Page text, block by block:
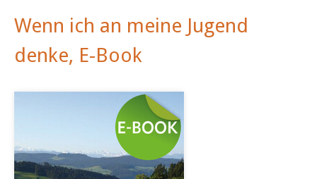
Wenn ich an meine Jugend
denke, E-Book